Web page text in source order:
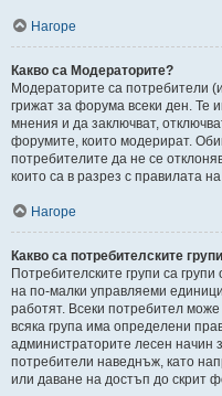
Нагоре
Какво са Модераторите?
Модераторите са потребители
грижат за форума всеки ден. Те
мнения и да заключват,
форумите, които модерират.
потребителите да не се
които са в разрез с правилата
Нагоре
Какво са потребителските
Потребителските групи са
на по-малки управляеми
работят. Всеки потребител
всяка група има определени
администраторите лесен начин
потребители наведнъж, като
или даване на достъп до скрит